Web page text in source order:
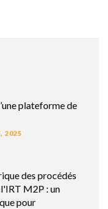
plateforme de
2025
des procédés
M2P : un
pour